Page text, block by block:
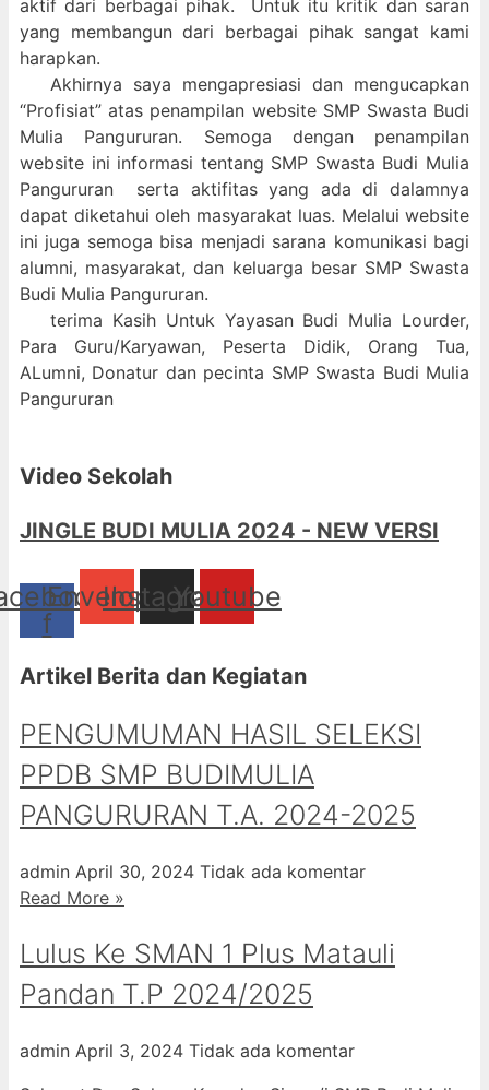
aktif dari berbagai pihak. Untuk itu kritik dan saran
yang membangun dari berbagai pihak sangat kami
harapkan.
Akhirnya saya mengapresiasi dan mengucapkan
“Profisiat” atas penampilan website SMP Swasta Budi
Mulia Pangururan. Semoga dengan penampilan
website ini informasi tentang SMP Swasta Budi Mulia
Pangururan serta aktifitas yang ada di dalamnya
dapat diketahui oleh masyarakat luas. Melalui website
ini juga semoga bisa menjadi sarana komunikasi bagi
alumni, masyarakat, dan keluarga besar SMP Swasta
Budi Mulia Pangururan.
terima Kasih Untuk Yayasan Budi Mulia Lourder,
Para Guru/Karyawan, Peserta Didik, Orang Tua,
ALumni, Donatur dan pecinta SMP Swasta Budi Mulia
Pangururan
Video Sekolah
JINGLE BUDI MULIA 2024 - NEW VERSI
f
Envelope
Instagram
Youtube
Artikel Berita dan Kegiatan
PENGUMUMAN HASIL SELEKSI
PPDB SMP BUDIMULIA
PANGURURAN T.A. 2024-2025
admin April 30, 2024 Tidak ada komentar
Read More »
Lulus Ke SMAN 1 Plus Matauli
Pandan T.P 2024/2025
admin April 3, 2024 Tidak ada komentar